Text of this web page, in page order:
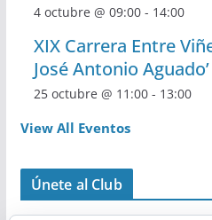
4 octubre @ 09:00- 14:00
XIX Carrera Entre
José Antonio Aguado’
25 octubre @ 11:00- 13:00
View All Eventos
Únete al Club